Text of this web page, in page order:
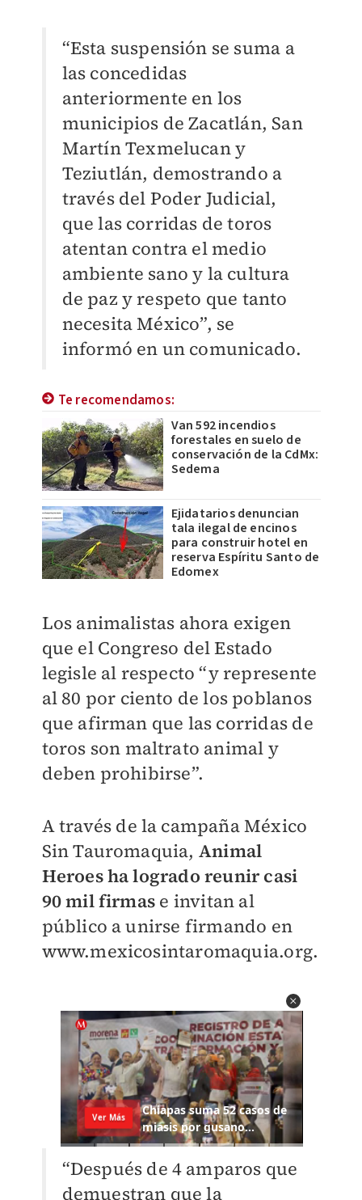
“Esta suspensión se suma a
las concedidas
anteriormente en los
municipios de Zacatlán, San
Martín Texmelucan y
Teziutlán, demostrando a
través del Poder Judicial,
que las corridas de toros
atentan contra el medio
ambiente sano y la cultura
de paz y respeto que tanto
necesita México”, se
informó en un comunicado.
Te recomendamos:
Van 592 incendios
forestales en suelo de
conservación de la CdMx:
Sedema
Ejidatarios denuncian
tala ilegal de encinos
para construir hotel en
reserva Espíritu Santo de
Edomex
Los animalistas ahora exigen
que el Congreso del Estado
legisle al respecto “y represente
al 80 por ciento de los poblanos
que afirman que las corridas de
toros son maltrato animal y
deben prohibirse”.
A través de la campaña México
Sin Tauromaquia, Animal
Heroes ha logrado reunir casi
90 mil firmas e invitan al
público a unirse firmando en
www.mexicosintaromaquia.org.
“Después de 4 amparos que
demuestran que la